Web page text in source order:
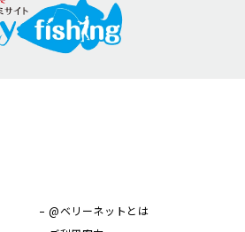
@ベリーネットとは